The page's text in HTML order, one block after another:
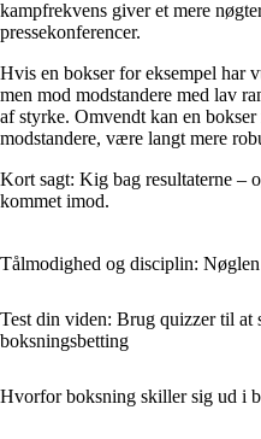
kampfrekvens giver et mere
pressekonferencer.
Hvis en bokser for eksempel har
men mod modstandere med lav
af styrke. Omvendt kan en
modstandere, være langt mere
Kort sagt: Kig bag resultaterne –
kommet imod.
Tålmodighed og disciplin:
Test din viden: Brug quizzer til at
boksningsbetting
Hvorfor boksning skiller sig ud i